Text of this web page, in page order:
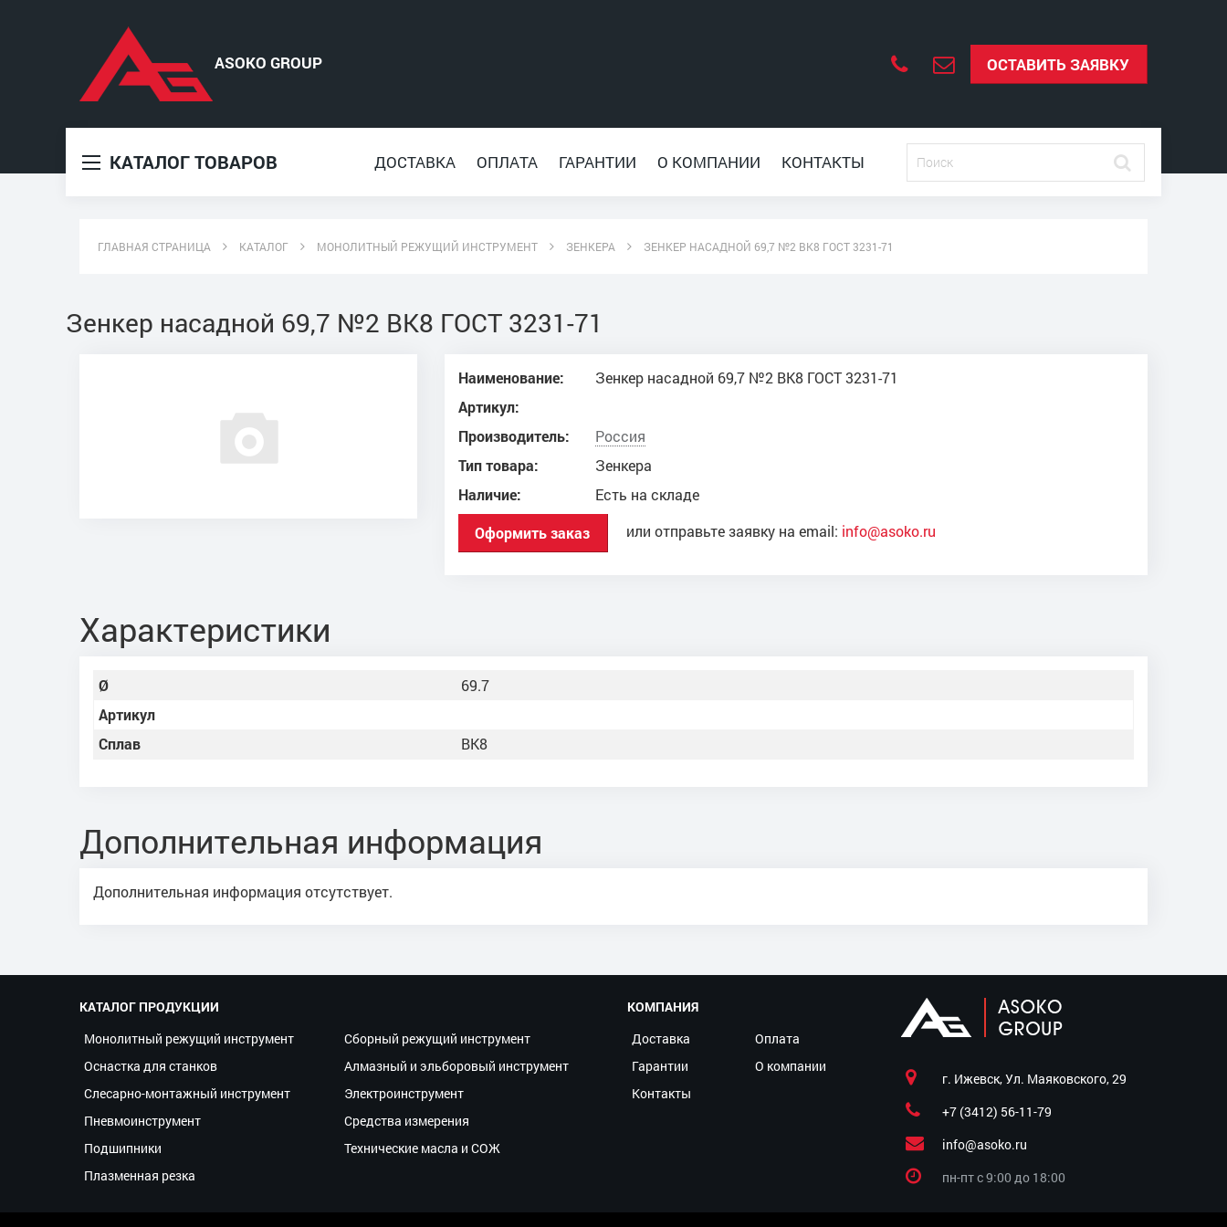
ОСТАВИТЬ ЗАЯВКУ
КАТАЛОГ ТОВАРОВ ДОСТАВКА ОПЛАТА ГАРАНТИИ О КОМПАНИИ КОНТАКТЫ
ГЛАВНАЯ СТРАНИЦА КАТАЛОГ МОНОЛИТНЫЙ РЕЖУЩИЙ ИНСТРУМЕНТ ЗЕНКЕРА ЗЕНКЕР НАСАДНОЙ 69,7 №2 ВК8 ГОСТ 3231-71
Зенкер насадной 69,7 №2 ВК8 ГОСТ 3231-71
Наименование:
Зенкер насадной 69,7 №2 ВК8 ГОСТ 3231-71
Артикул:
Производитель:
Россия
Тип товара:
Зенкера
Наличие:
Есть на складе
Оформить заказ или отправьте заявку на email: info@asoko.ru
Характеристики
Ø
69.7
Артикул
Сплав
ВК8
Дополнительная информация
Дополнительная информация отсутствует.
КАТАЛОГ ПРОДУКЦИИ
Монолитный режущий инструмент
Сборный режущий инструмент
Оснастка для станков
Алмазный и эльборовый инструмент
Слесарно-монтажный инструмент
Электроинструмент
Пневмоинструмент
Средства измерения
Подшипники
Технические масла и СОЖ
Плазменная резка
КОМПАНИЯ
Доставка
Оплата
Гарантии
О компании
Контакты
г. Ижевск, Ул. Маяковского, 29
+7 (3412) 56-11-79
info@asoko.ru
пн-пт c 9:00 до 18:00